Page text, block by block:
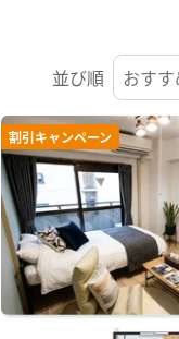
並び順
割引キャンペーン